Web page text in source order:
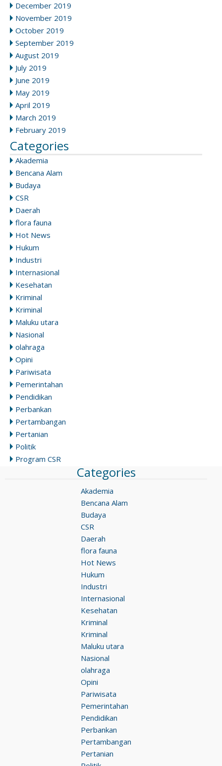
December 2019
November 2019
October 2019
September 2019
August 2019
July 2019
June 2019
May 2019
April 2019
March 2019
February 2019
Categories
Akademia
Bencana Alam
Budaya
CSR
Daerah
flora fauna
Hot News
Hukum
Industri
Internasional
Kesehatan
Kriminal
Kriminal
Maluku utara
Nasional
olahraga
Opini
Pariwisata
Pemerintahan
Pendidikan
Perbankan
Pertambangan
Pertanian
Politik
Program CSR
Categories
Akademia
Bencana Alam
Budaya
CSR
Daerah
flora fauna
Hot News
Hukum
Industri
Internasional
Kesehatan
Kriminal
Kriminal
Maluku utara
Nasional
olahraga
Opini
Pariwisata
Pemerintahan
Pendidikan
Perbankan
Pertambangan
Pertanian